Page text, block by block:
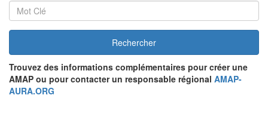
Rechercher
Trouvez des informations complémentaires pour créer une
AMAP ou pour contacter un responsable régional AMAP-
AURA.ORG